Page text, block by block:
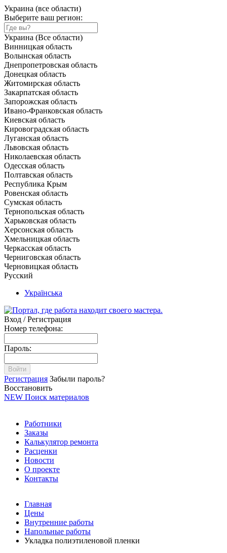
Украина (все области)
Выберите ваш регион:
Украина (Все области)
Винницкая область
Волынская область
Днепропетровская область
Донецкая область
Житомирская область
Закарпатская область
Запорожская область
Ивано-Франковская область
Киевская область
Кировоградская область
Луганская область
Львовская область
Николаевская область
Одесская область
Полтавская область
Республика Крым
Ровенская область
Сумская область
Тернопольская область
Харьковская область
Херсонская область
Хмельницкая область
Черкасская область
Черниговская область
Черновицкая область
Русский
Українська
Вход / Регистрация
Номер телефона:
Пароль:
Войти
Регистрация Забыли пароль?
Восстановить
NEW Поиск материалов
Работники
Заказы
Калькулятор ремонта
Расценки
Новости
О проекте
Контакты
Главная
Цены
Внутренние работы
Напольные работы
Укладка полиэтиленовой пленки